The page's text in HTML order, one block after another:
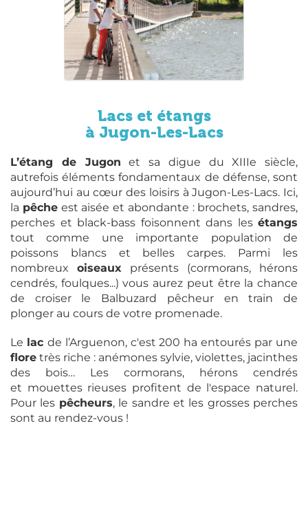
Lacs et étangs
à Jugon-Les-Lacs
L’étang de Jugon et sa digue du XIIIe siècle,
autrefois éléments fondamentaux de défense, sont
aujourd’hui au cœur des loisirs à Jugon-Les-Lacs. Ici,
la pêcheest aisée et abondante : brochets, sandres,
perches et black-bass foisonnent dans les étangs
tout comme une importante population de
poissons blancs et belles carpes. Parmi les
nombreux oiseaux présents (cormorans, hérons
cendrés, foulques...) vous aurez peut être la chance
de croiser le Balbuzard pêcheur en train de
plonger au cours de votre promenade.
Le lac de l’Arguenon, c'est 200 ha entourés par une
flore très riche : anémones sylvie, violettes, jacinthes
des bois… Les cormorans, hérons cendrés
et mouettes rieuses profitent de l'espace naturel.
Pour les pêcheurs, le sandre et les grosses perches
sont au rendez-vous !